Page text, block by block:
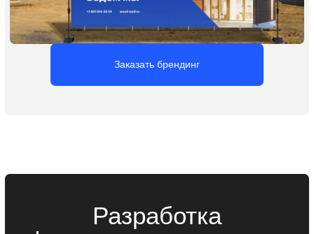
Логотип для
строительной
компании
Логотип — это основа визуальной идентичности вашей
строительной компании. Именно он формирует первое
впечатление и помогает выделиться среди